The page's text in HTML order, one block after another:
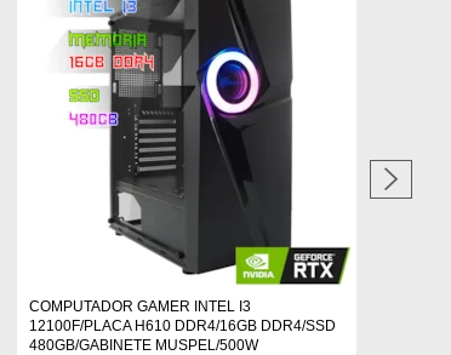
COMPUTADOR GAMER INTEL I3
12100F/PLACA H610 DDR4/16GB DDR4/SSD
480GB/GABINETE MUSPEL/500W